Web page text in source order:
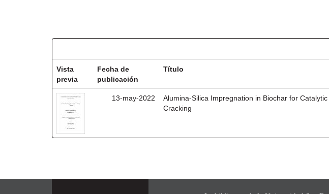
Vista
previa
Fecha de
publicación
Título
13-may-2022
Alumina-Silica Impregnation in Biochar for Catalytic
Cracking